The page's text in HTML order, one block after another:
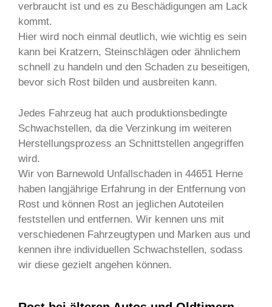
verbraucht ist und es zu Beschädigungen am Lack
kommt.
Hier wird noch einmal deutlich, wie wichtig es sein
kann bei Kratzern, Steinschlägen oder ähnlichem
schnell zu handeln und den Schaden zu beseitigen,
bevor sich Rost bilden und ausbreiten kann.
Jedes Fahrzeug hat auch produktionsbedingte
Schwachstellen, da die Verzinkung im weiteren
Herstellungsprozess an Schnittstellen angegriffen
wird.
Wir von Barnewold Unfallschaden in 44651 Herne
haben langjährige Erfahrung in der Entfernung von
Rost und können Rost an jeglichen Autoteilen
feststellen und entfernen. Wir kennen uns mit
verschiedenen Fahrzeugtypen und Marken aus und
kennen ihre individuellen Schwachstellen, sodass
wir diese gezielt angehen können.